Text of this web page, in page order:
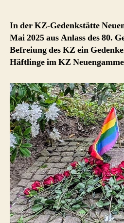
In der KZ-Gedenkstätte
Mai 2025 aus Anlass des 80.
Befreiung des KZ ein
Häftlinge im KZ